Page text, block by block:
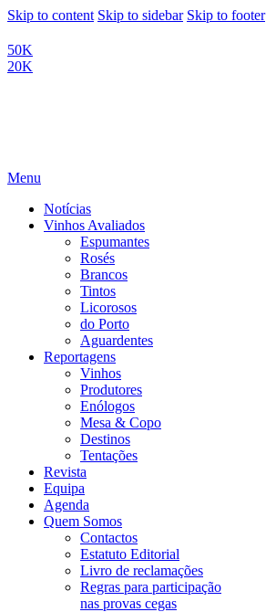
Skip to content Skip to sidebar Skip to footer
50K
20K
Menu
Notícias
Vinhos Avaliados
Espumantes
Rosés
Brancos
Tintos
Licorosos
do Porto
Aguardentes
Reportagens
Vinhos
Produtores
Enólogos
Mesa & Copo
Destinos
Tentações
Revista
Equipa
Agenda
Quem Somos
Contactos
Estatuto Editorial
Livro de reclamações
Regras para participação
nas provas cegas